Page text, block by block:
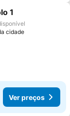
favoritos
1
cidade
Ver preços